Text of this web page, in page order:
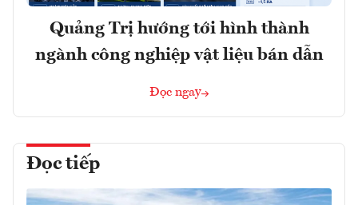
Quảng Trị hướng tới hình thành
ngành công nghiệp vật liệu bán dẫn
Đọc ngay
Đọc tiếp